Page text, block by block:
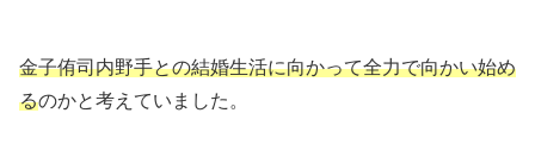
金子侑司内野手との結婚生活に向かって全力で向かい始め
るのかと考えていました。